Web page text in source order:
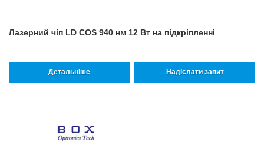
Лазерний чіп LD COS 940 нм 12 Вт на підкріпленні
Детальніше Надіслати запит